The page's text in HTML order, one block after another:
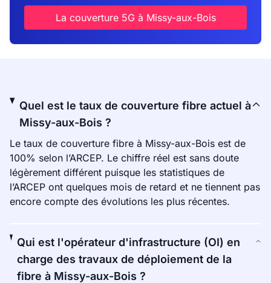
La couverture 5G à Missy-aux-Bois
Quel est le taux de couverture fibre actuel à
Missy-aux-Bois ?
Le taux de couverture fibre à Missy-aux-Bois est de
100% selon l’ARCEP. Le chiffre réel est sans doute
légèrement différent puisque les statistiques de
l’ARCEP ont quelques mois de retard et ne tiennent pas
encore compte des évolutions les plus récentes.
Qui est l'opérateur d'infrastructure (OI) en
charge des travaux de déploiement de la
fibre à Missy-aux-Bois ?